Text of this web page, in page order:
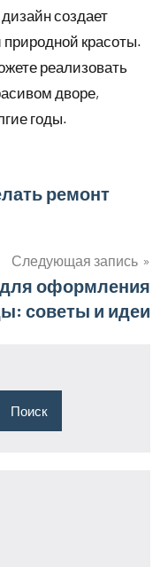
создает
красоты.
реализовать
дворе,
годы.
ремонт
Следующая запись
оформления
советы и идеи
Поиск